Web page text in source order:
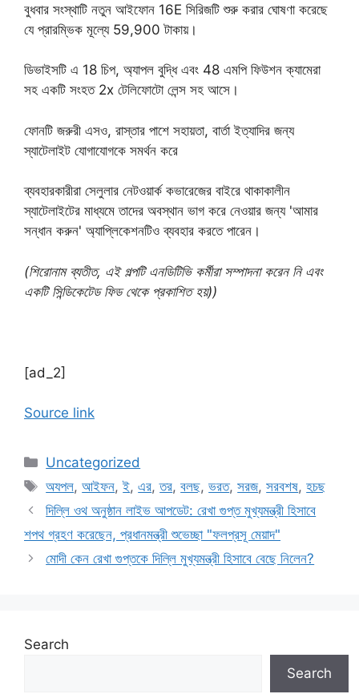
বুধবার সংস্থাটি নতুন আইফোন 16E সিরিজটি শুরু করার ঘোষণা করেছে
যে প্রারম্ভিক মূল্যে 59,900 টাকায়।
ডিভাইসটি এ 18 চিপ, অ্যাপল বুদ্ধি এবং 48 এমপি ফিউশন ক্যামেরা
সহ একটি সংহত 2x টেলিফোটো লেন্স সহ আসে।
ফোনটি জরুরী এসও, রাস্তার পাশে সহায়তা, বার্তা ইত্যাদির জন্য
স্যাটেলাইট যোগাযোগকে সমর্থন করে
ব্যবহারকারীরা সেলুলার নেটওয়ার্ক কভারেজের বাইরে থাকাকালীন
স্যাটেলাইটের মাধ্যমে তাদের অবস্থান ভাগ করে নেওয়ার জন্য 'আমার
সন্ধান করুন' অ্যাপ্লিকেশনটিও ব্যবহার করতে পারেন।
(শিরোনাম ব্যতীত, এই গল্পটি এনডিটিভি কর্মীরা সম্পাদনা করেন নি এবং
একটি সিন্ডিকেটেড ফিড থেকে প্রকাশিত হয়))
[ad_2]
Source link
Categories
Uncategorized
Tags
অযপল,আইফন,ই,এর,তর,বলছ,ভরত,সরজ,সরবশষ,হচছ
দিল্লি ওথ অনুষ্ঠান লাইভ আপডেট: রেখা গুপ্ত মুখ্যমন্ত্রী হিসাবে
শপথ গ্রহণ করেছেন, প্রধানমন্ত্রী শুভেচ্ছা "ফলপ্রসূ মেয়াদ"
মোদী কেন রেখা গুপ্তকে দিল্লি মুখ্যমন্ত্রী হিসাবে বেছে নিলেন?
Search
Search